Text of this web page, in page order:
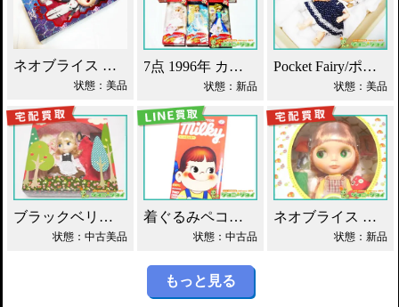
ネオブライス エヴァンゲリオン 綾波レイ 買取！
状態：美品
7点 1996年 カレンダーガール ジェニー人形 買取！
状態：新品
Pocket Fairy/ポケットフェアリー PF ドール買取！
状態：美品
ブラックベリーブッシュ ネオブライス Blythe買取！
状態：中古美品
着ぐるみペコちゃん ベアブリック 400% 買取！
状態：中古品
ネオブライス グルーヴィーグルーヴ タカラ買取！
状態：新品
もっと見る